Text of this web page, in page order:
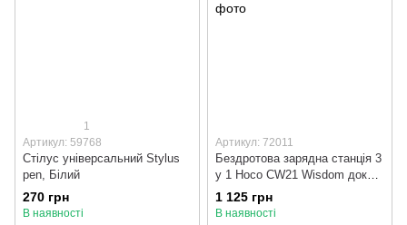
1
Артикул: 59768
Стілус універсальний Stylus
pen, Білий
270 грн
В наявності
Артикул: 72011
Бездротова зарядна станція 3
у 1 Hoco CW21 Wisdom док
станції
1 125 грн
В наявності